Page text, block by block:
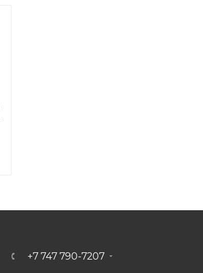
+7 747 790-7207